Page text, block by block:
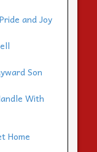
and Joy
Son
With
Home